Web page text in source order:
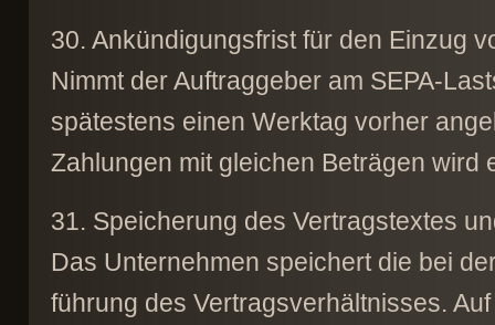
30. Ankündigungsfrist für den Einzug
Nimmt der Auftraggeber am SEPA-
spätestens einen Werktag vorher
Zahlungen mit gleichen Beträgen wird
31. Speicherung des Vertragstextes
Das Unternehmen speichert die bei
führung des Vertragsverhältnisses.